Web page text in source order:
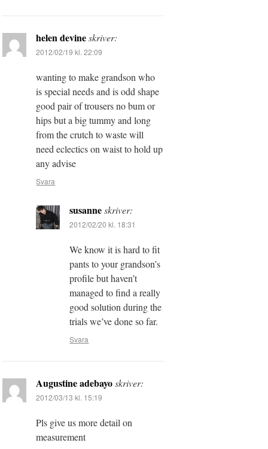
helen devine skriver:
2012/02/19 kl. 22:09
wanting to make grandson who
is special needs and is odd shape
good pair of trousers no bum or
hips but a big tummy and long
from the crutch to waste will
need eclectics on waist to hold up
any advise
Svara
susanne skriver:
2012/02/20 kl. 18:31
We know it is hard to fit
pants to your grandson’s
profile but haven’t
managed to find a really
good solution during the
trials we’ve done so far.
Svara
Augustine adebayo skriver:
2012/03/13 kl. 15:19
Pls give us more detail on
measurement